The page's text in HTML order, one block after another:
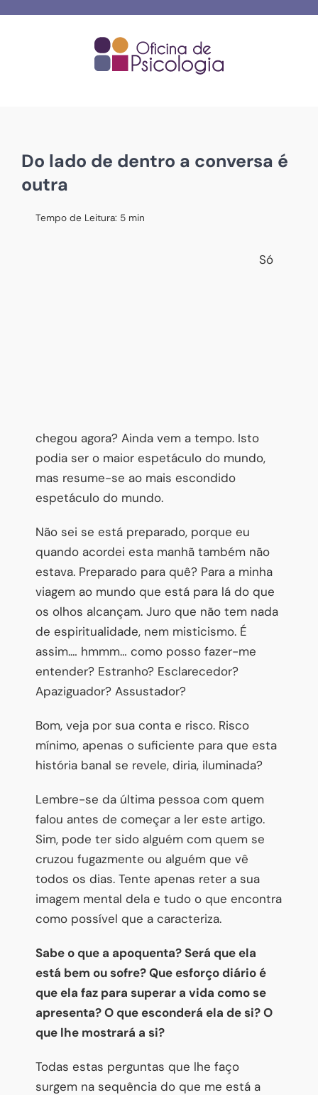
Do lado de dentro a conversa é
outra
Tempo de Leitura: 5 min
Só
chegou agora? Ainda vem a tempo. Isto
podia ser o maior espetáculo do mundo,
mas resume-se ao mais escondido
espetáculo do mundo.
Não sei se está preparado, porque eu
quando acordei esta manhã também não
estava. Preparado para quê? Para a minha
viagem ao mundo que está para lá do que
os olhos alcançam. Juro que não tem nada
de espiritualidade, nem misticismo. É
assim.… hmmm… como posso fazer-me
entender? Estranho? Esclarecedor?
Apaziguador? Assustador?
Bom, veja por sua conta e risco. Risco
mínimo, apenas o suficiente para que esta
história banal se revele, diria, iluminada?
Lembre-se da última pessoa com quem
falou antes de começar a ler este artigo.
Sim, pode ter sido alguém com quem se
cruzou fugazmente ou alguém que vê
todos os dias. Tente apenas reter a sua
imagem mental dela e tudo o que encontra
como possível que a caracteriza.
Sabe o que a apoquenta? Será que ela
está bem ou sofre? Que esforço diário é
que ela faz para superar a vida como se
apresenta? O que esconderá ela de si? O
que lhe mostrará a si?
Todas estas perguntas que lhe faço
surgem na sequência do que me está a